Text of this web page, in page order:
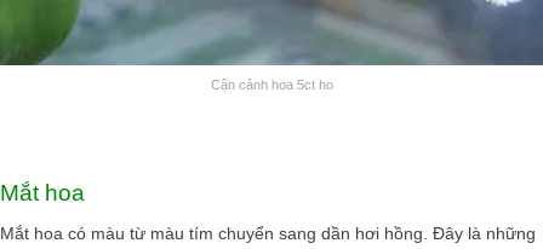
Cận cảnh hoa 5ct ho
Mắt hoa
Mắt hoa có màu từ màu tím chuyển sang dần hơi hồng. Đây là những